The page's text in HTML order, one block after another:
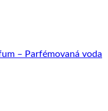
– Parfémovaná voda